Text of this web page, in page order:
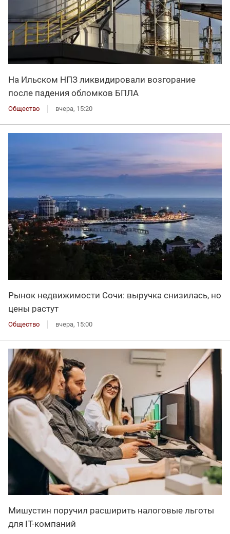
На Ильском НПЗ ликвидировали возгорание
после падения обломков БПЛА
Общество вчера, 15:20
Рынок недвижимости Сочи: выручка снизилась, но
цены растут
Общество вчера, 15:00
Мишустин поручил расширить налоговые льготы
для IT-компаний